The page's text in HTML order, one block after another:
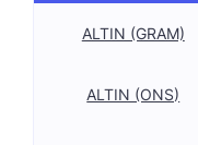
ALTIN (GRAM)
ALTIN (ONS)